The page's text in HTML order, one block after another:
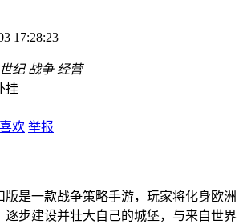
17:28:23
纪 战争 经营
挂
欢 举报
版是一款战争策略手游，玩家将化身欧洲
逐步建设并壮大自己的城堡，与来自世界